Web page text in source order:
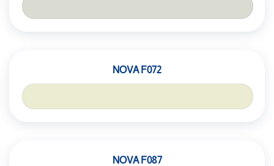
NOVA F072
NOVA F087